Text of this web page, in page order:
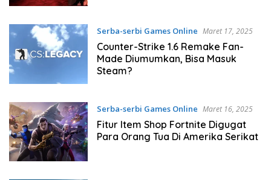
Serba-serbi Games Online Maret 17, 2025
Counter-Strike 1.6 Remake Fan-
Made Diumumkan, Bisa Masuk
Steam?
Serba-serbi Games Online Maret 16, 2025
Fitur Item Shop Fortnite Digugat
Para Orang Tua Di Amerika Serikat